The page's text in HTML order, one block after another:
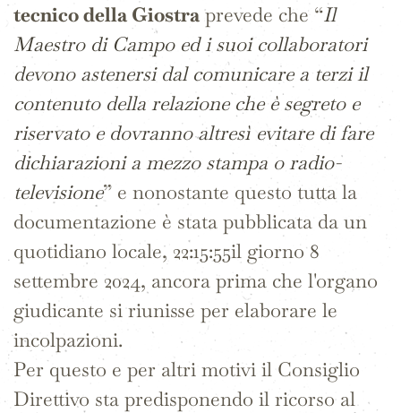
tecnico della Giostra prevede che “Il
Maestro di Campo ed i suoi collaboratori
devono astenersi dal comunicare a terzi il
contenuto della relazione che è segreto e
riservato e dovranno altresì evitare di fare
dichiarazioni a mezzo stampa o radio-
televisione” e nonostante questo tutta la
documentazione è stata pubblicata da un
quotidiano locale, 22:15:55il giorno 8
settembre 2024, ancora prima che l'organo
giudicante si riunisse per elaborare le
incolpazioni.
Per questo e per altri motivi il Consiglio
Direttivo sta predisponendo il ricorso al